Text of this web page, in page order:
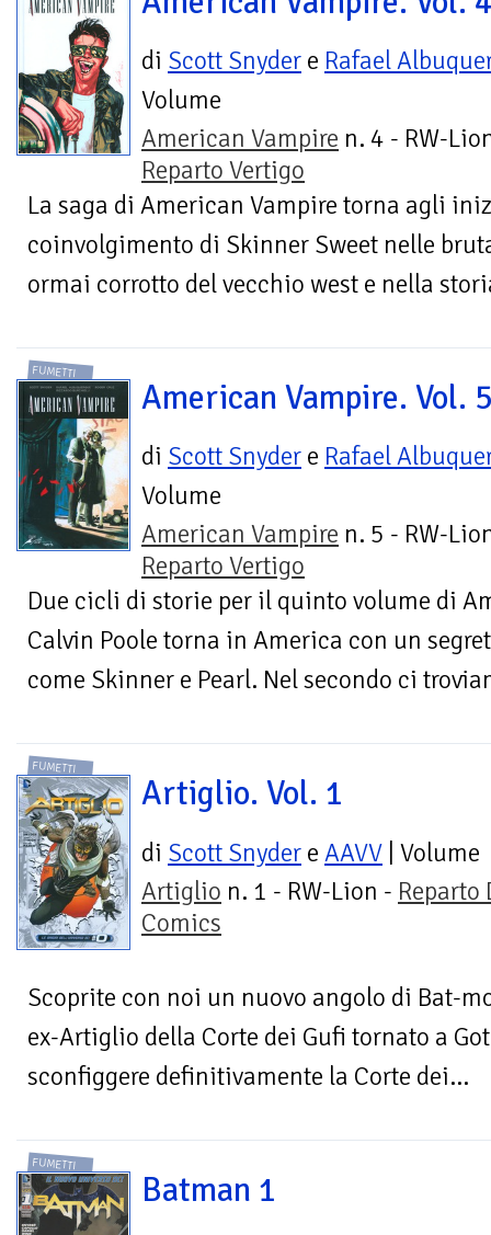
di Scott Snyder e Rafael
Volume
American Vampire n. 4 - RW-
Reparto Vertigo
La saga di American Vampire torna agli
coinvolgimento di Skinner Sweet nelle
ormai corrotto del vecchio west e nella
FUMETTI
American Vampire. Vol.
di Scott Snyder e Rafael
Volume
American Vampire n. 5 - RW-
Reparto Vertigo
Due cicli di storie per il quinto volume di
Calvin Poole torna in America con un
come Skinner e Pearl. Nel secondo ci
FUMETTI
Artiglio. Vol. 1
di Scott Snyder e AAVV | Volume
Artiglio n. 1 - RW-Lion - Reparto
Comics
Scoprite con noi un nuovo angolo di Bat-
ex-Artiglio della Corte dei Gufi tornato a
sconfiggere definitivamente la Corte dei...
FUMETTI
Batman 1